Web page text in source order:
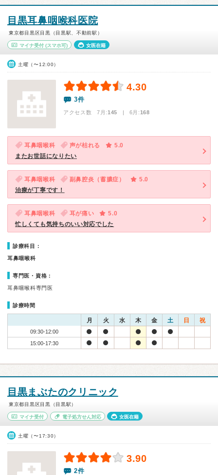
目黒耳鼻咽喉科医院
東京都目黒区目黒（目黒駅、不動前駅）
マイナ受付 (スマホ可) 女医在籍
土曜（〜12:00）
4.30
3件
アクセス数 7月:145 | 6月:168
耳鼻咽喉科 声が枯れる
5.0
またお世話になりたい
耳鼻咽喉科 副鼻腔炎（蓄膿症）
5.0
治療が丁寧です！
耳鼻咽喉科 耳が痛い
5.0
忙しくても気持ちのいい対応でした
診療科目：
耳鼻咽喉科
専門医・資格：
耳鼻咽喉科専門医
診療時間
月 火 水 木 金 土 日 祝
09:30-12:00
15:00-17:30
目黒まぶたのクリニック
東京都目黒区目黒（目黒駅）
マイナ受付 電子処方せん対応 女医在籍
土曜（〜17:30）
3.90
2件